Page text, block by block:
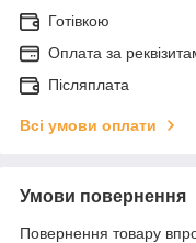
Готівкою
Оплата за
Післяплата
Всі умови оплати
Умови повернення
Повернення товару